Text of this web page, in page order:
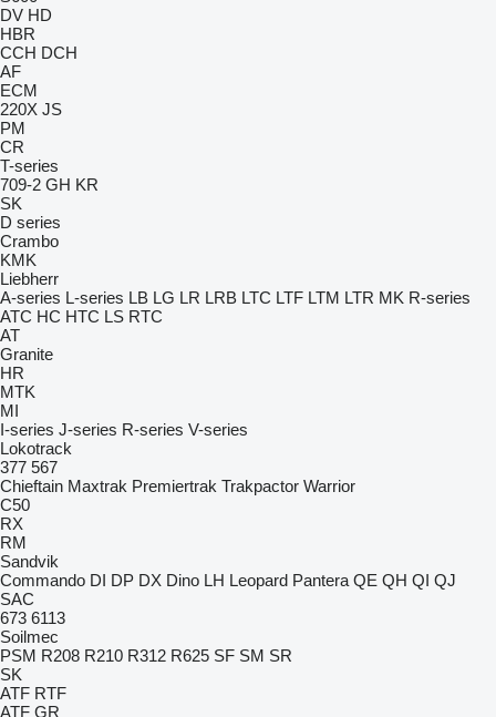
DV HD
HBR
CCH DCH
AF
ECM
220X JS
PM
CR
T-series
709-2 GH KR
SK
D series
Crambo
KMK
Liebherr
A-series L-series LB LG LR LRB LTC LTF LTM LTR MK R-series
ATC HC HTC LS RTC
AT
Granite
HR
MTK
MI
I-series J-series R-series V-series
Lokotrack
377 567
Chieftain Maxtrak Premiertrak Trakpactor Warrior
C50
RX
RM
Sandvik
Commando DI DP DX Dino LH Leopard Pantera QE QH QI QJ
SAC
673 6113
Soilmec
PSM R208 R210 R312 R625 SF SM SR
SK
ATF RTF
ATF GR